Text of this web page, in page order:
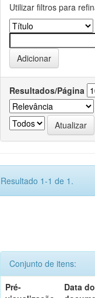
Utilizar filtros para
Resultados/Página
Resultado 1-1 de 1.
Conjunto de itens:
Pré-
Data do